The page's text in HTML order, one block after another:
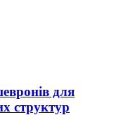
для
структур